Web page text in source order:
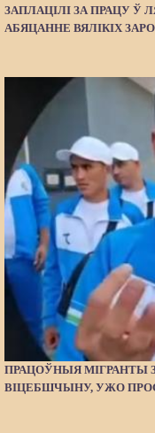
ЗАПЛАЦІЛІ ЗА ПРАЦУ Ў
АБЯЦАННЕ ВЯЛІКІХ
ПРАЦОЎНЫЯ МІГРАНТЫ З
ВІЦЕБШЧЫНУ, УЖО